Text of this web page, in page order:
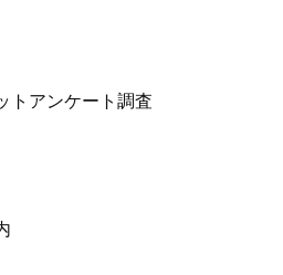
トアンケート調査